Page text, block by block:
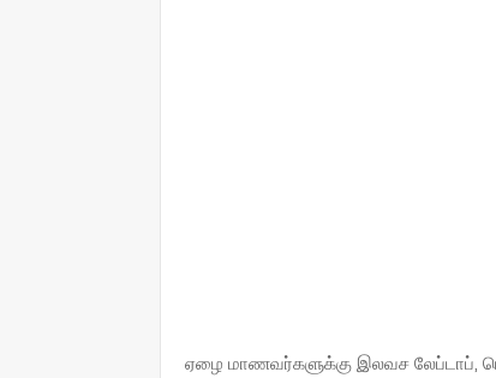
ஏழை மாணவர்களுக்கு இலவச லேப்டாப்,